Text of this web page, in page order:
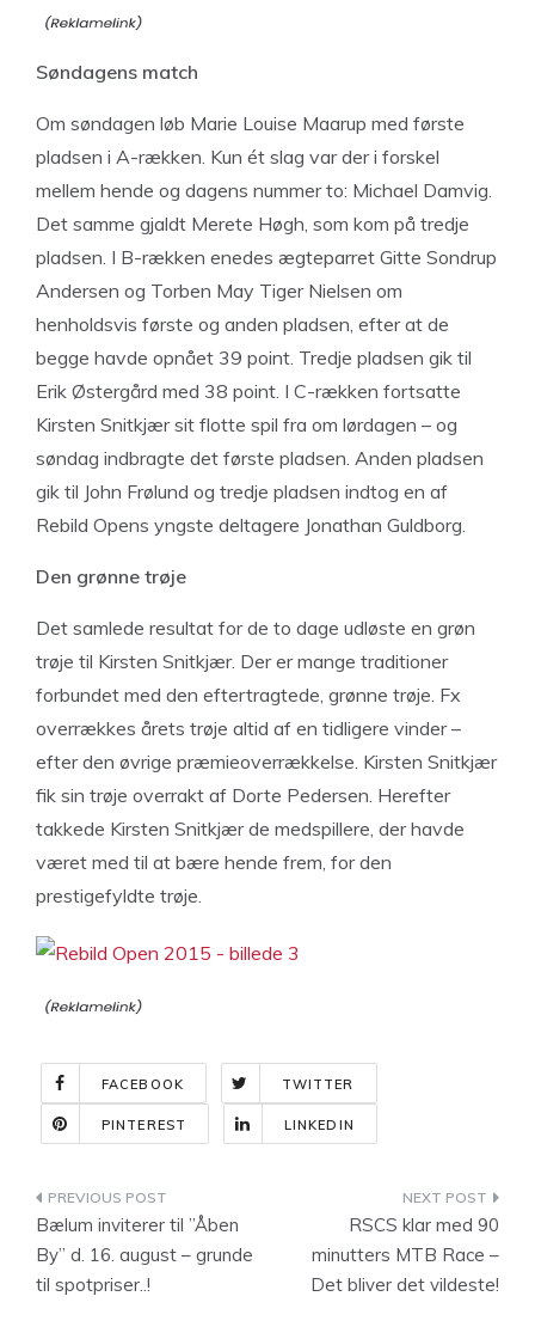
Søndagens match
Om søndagen løb Marie Louise Maarup med første
pladsen i A-rækken. Kun ét slag var der i forskel
mellem hende og dagens nummer to: Michael Damvig.
Det samme gjaldt Merete Høgh, som kom på tredje
pladsen. I B-rækken enedes ægteparret Gitte Sondrup
Andersen og Torben May Tiger Nielsen om
henholdsvis første og anden pladsen, efter at de
begge havde opnået 39 point. Tredje pladsen gik til
Erik Østergård med 38 point. I C-rækken fortsatte
Kirsten Snitkjær sit flotte spil fra om lørdagen – og
søndag indbragte det første pladsen. Anden pladsen
gik til John Frølund og tredje pladsen indtog en af
Rebild Opens yngste deltagere Jonathan Guldborg.
Den grønne trøje
Det samlede resultat for de to dage udløste en grøn
trøje til Kirsten Snitkjær. Der er mange traditioner
forbundet med den eftertragtede, grønne trøje. Fx
overrækkes årets trøje altid af en tidligere vinder –
efter den øvrige præmieoverrækkelse. Kirsten Snitkjær
fik sin trøje overrakt af Dorte Pedersen. Herefter
takkede Kirsten Snitkjær de medspillere, der havde
været med til at bære hende frem, for den
prestigefyldte trøje.
FACEBOOK TWITTER
PINTEREST LINKEDIN
Indlægsnavigation
Bælum inviterer til ”Åben
By” d. 16. august – grunde
til spotpriser..!
RSCS klar med 90
minutters MTB Race –
Det bliver det vildeste!